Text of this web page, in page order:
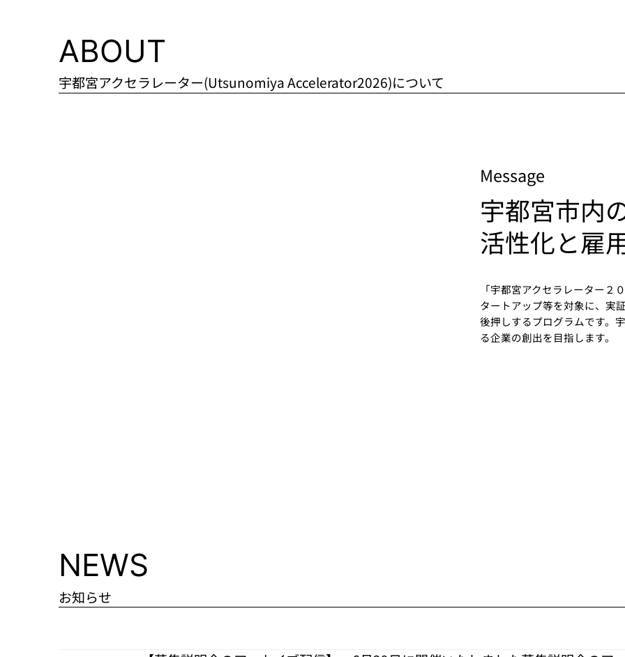
Message
宇都宮市内
活性化と雇
「宇都宮アクセラレーター
タートアップ等を対象に、実
後押しするプログラムです。
る企業の創出を目指します。
ABOUT
宇都宮アクセラレーター(Utsunomiya Accelerator2026)について
NEWS
お知らせ